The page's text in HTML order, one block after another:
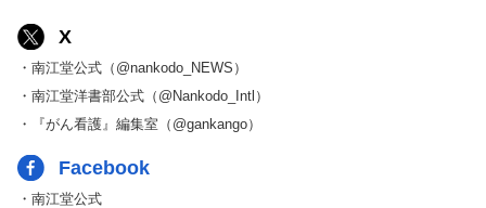
X
・南江堂公式（@nankodo_NEWS）
・南江堂洋書部公式（@Nankodo_Intl）
・『がん看護』編集室（@gankango）
Facebook
・南江堂公式